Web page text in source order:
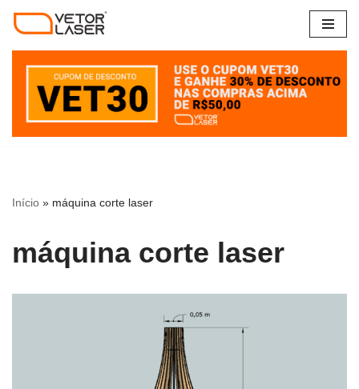
para
conteúdo
Início » máquina corte laser
máquina corte laser